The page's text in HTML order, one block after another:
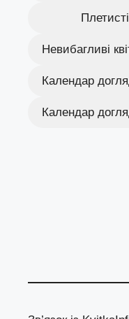
Невибагливі
Календар
Календар